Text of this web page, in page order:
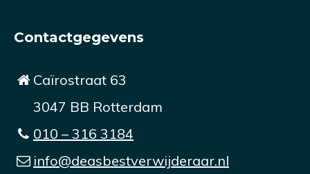
Contactgegevens
Caïrostraat 63
3047 BB Rotterdam
010 – 316 3184
info@deasbestverwijderaar.nl